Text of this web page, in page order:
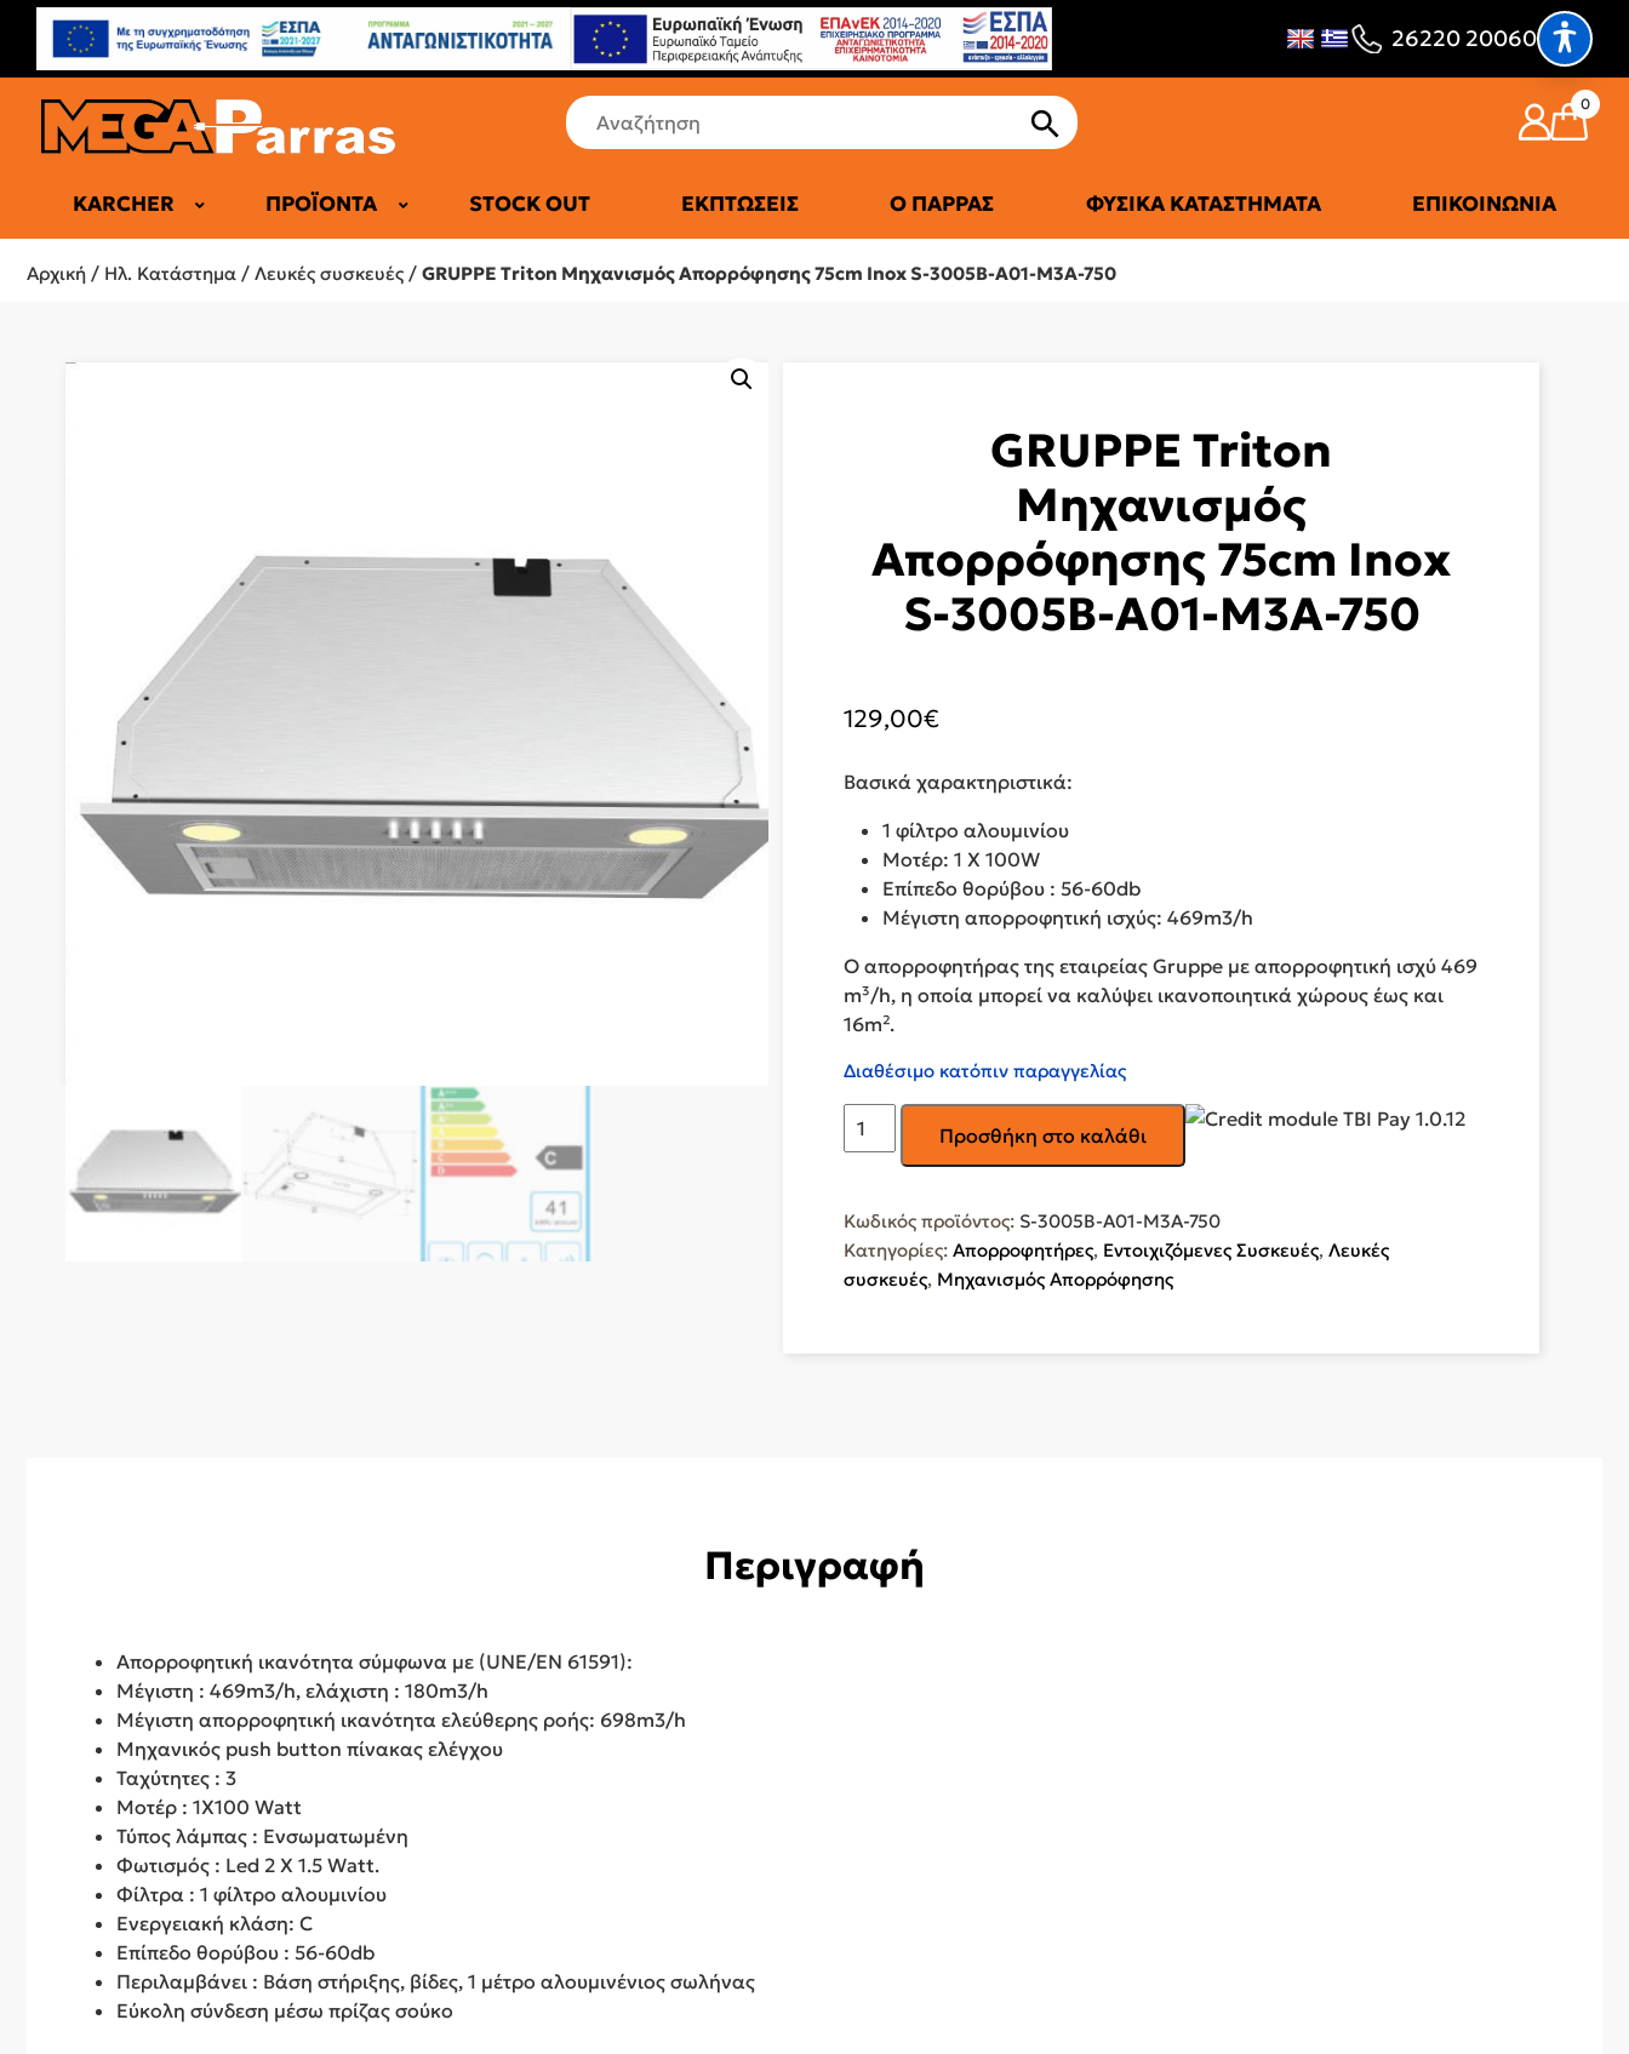
26220 20060
0
KARCHER ΠΡΟΪΌΝΤΑ
ΕΠΑΓΓΕΛΜΑΤΙΚΆ ΨΥΓΕΊΑ
STOCK OUT ΕΚΠΤΏΣΕΙΣ Ο ΠΑΡΡΆΣ ΦΥΣΙΚΆ ΚΑΤΑΣΤΉΜΑΤΑ ΕΠΙΚΟΙΝΩΝΊΑ
Αρχική / Ηλ. Κατάστημα / Λευκές συσκευές / GRUPPE Triton Μηχανισμός Απορρόφησης 75cm Inox S-3005B-A01-M3A-750
GRUPPE Triton
Μηχανισμός
Απορρόφησης 75cm Inox
S-3005B-A01-M3A-750
129,00€
Βασικά χαρακτηριστικά:
1 φίλτρο αλουμινίου
Μοτέρ: 1 Χ 100W
Επίπεδο θορύβου : 56-60db
Μέγιστη απορροφητική ισχύς: 469m3/h
Ο απορροφητήρας της εταιρείας Gruppe με απορροφητική ισχύ 469
m³/h, η οποία μπορεί να καλύψει ικανοποιητικά χώρους έως και
16m².
Διαθέσιμο κατόπιν παραγγελίας
GRUPPE
Triton
75cm
Inox
S-
A01-
Προσθήκη στο καλάθι
Κωδικός προϊόντος: S-3005B-A01-M3A-750
Κατηγορίες: Απορροφητήρες, Εντοιχιζόμενες Συσκευές, Λευκές
συσκευές, Μηχανισμός Απορρόφησης
Περιγραφή
Aπορροφητική ικανότητα σύμφωνα με (UNE/EN 61591):
Μέγιστη : 469m3/h, ελάχιστη : 180m3/h
Μέγιστη απορροφητική ικανότητα ελεύθερης ροής: 698m3/h
Μηχανικός push button πίνακας ελέγχου
Ταχύτητες : 3
Μοτέρ : 1Χ100 Watt
Τύπος λάμπας : Ενσωματωμένη
Φωτισμός : Led 2 X 1.5 Watt.
Φίλτρα : 1 φίλτρο αλουμινίου
Ενεργειακή κλάση: C
Επίπεδο θορύβου : 56-60db
Περιλαμβάνει : Βάση στήριξης, βίδες, 1 μέτρο αλουμινένιος σωλήνας
Εύκολη σύνδεση μέσω πρίζας σούκο